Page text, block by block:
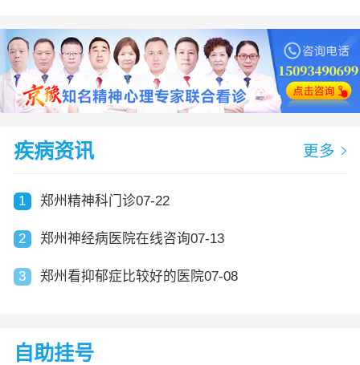
疾病资讯 更多
1 郑州精神科门诊07-22
2 郑州神经病医院在线咨询07-13
3 郑州看抑郁症比较好的医院07-08
自助挂号